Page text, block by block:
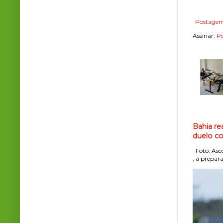
Assinar:
Bahia
duelo
Foto:
, à